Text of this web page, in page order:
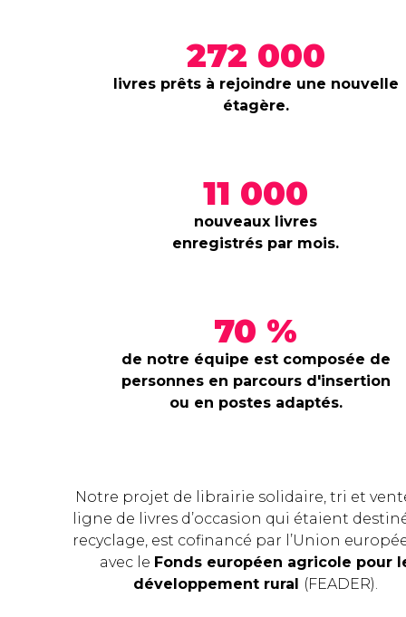
272 000
livres prêts à rejoindre une nouvelle
étagère.
11 000
nouveaux livres
enregistrés par mois.
70 %
de notre équipe est composée de
personnes en parcours d'insertion
ou en postes adaptés.
Notre projet de librairie solidaire, tri et
ligne de livres d’occasion qui étaient
recyclage, est cofinancé par l’Union
avec le Fonds européen agricole pour
développement rural (FEADER).